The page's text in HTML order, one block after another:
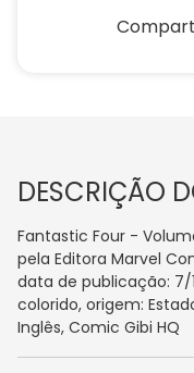
DESCRIÇÃO
Fantastic Four -
pela Editora Marvel
data de publicação: 7/
colorido, origem:
Inglês, Comic Gibi HQ